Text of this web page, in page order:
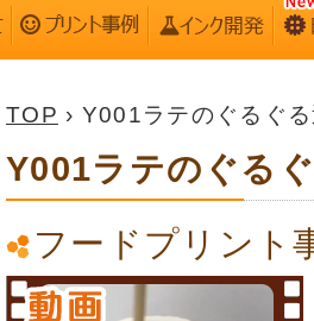
TOP › Y001ラテのぐるぐ
Y001ラテのぐる
フードプリント